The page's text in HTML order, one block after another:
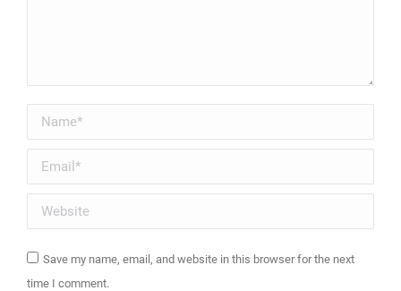
Name *
Email *
Website
Save my name, email, and website in this browser for the next
time I comment.